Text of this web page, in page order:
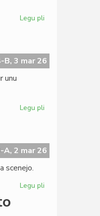
Legu pli
pri
porpalestina
B, 3 mar 26
unu
Legu pli
EIE
kunsidis
A, 2 mar 26
scenejo.
Legu pli